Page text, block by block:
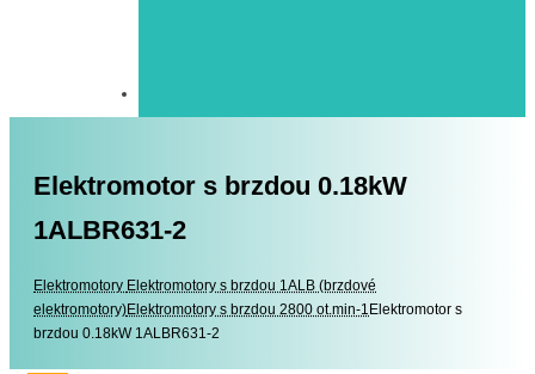
Elektromotor s brzdou 0.18kW
1ALBR631-2
Elektromotory Elektromotory
Elektromotory s brzdou 1ALB (brzdové
elektromotory)Elektromotory s brzdou 2800 ot.min-1 Elektromotor s
brzdou 0.18kW 1ALBR631-2